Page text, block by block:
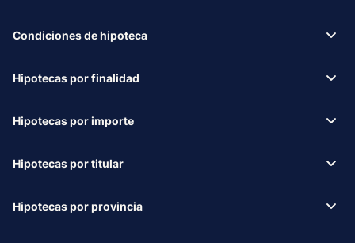
Condiciones de hipoteca
Hipotecas por finalidad
Hipotecas por importe
Hipotecas por titular
Hipotecas por provincia